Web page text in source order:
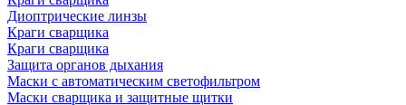
Диоптрические линзы
Краги сварщика
Краги сварщика
Защита органов дыхания
Маски с автоматическим светофильтром
Маски сварщика и защитные щитки